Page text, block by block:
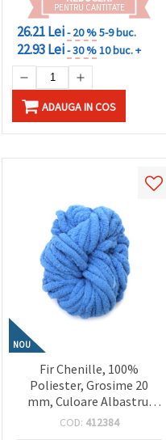
PENTRU CANTITATE
26.21 Lei- 20 %5-9 buc.
22.93 Lei- 30 %10 buc. +
ADAUGA IN COS
NOU
Fir Chenille, 100%
Poliester, Grosime 20
mm, Culoare Albastru,
~240 g, 25 m – Ideal
COD: 412384